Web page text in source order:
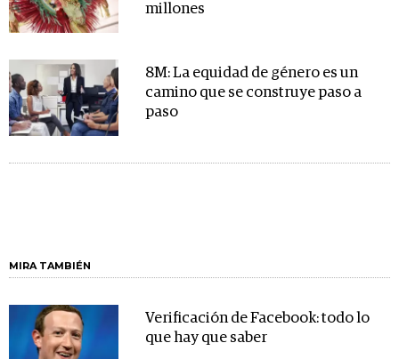
millones
8M: La equidad de género es un
camino que se construye paso a
paso
MIRA TAMBIÉN
Verificación de Facebook: todo lo
que hay que saber